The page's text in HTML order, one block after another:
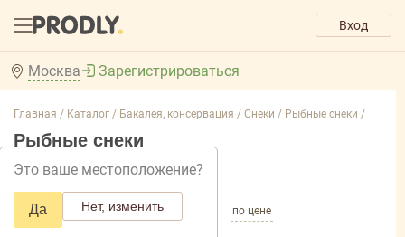
Вход
Москва
Это ваше местоположение?
Да Нет, изменить
Зарегистрироваться
Главная / Каталог / Бакалея, консервация / Снеки / Рыбные снеки /
Рыбные снеки
Добавить фильтр товаров
по популярности по названию по цене